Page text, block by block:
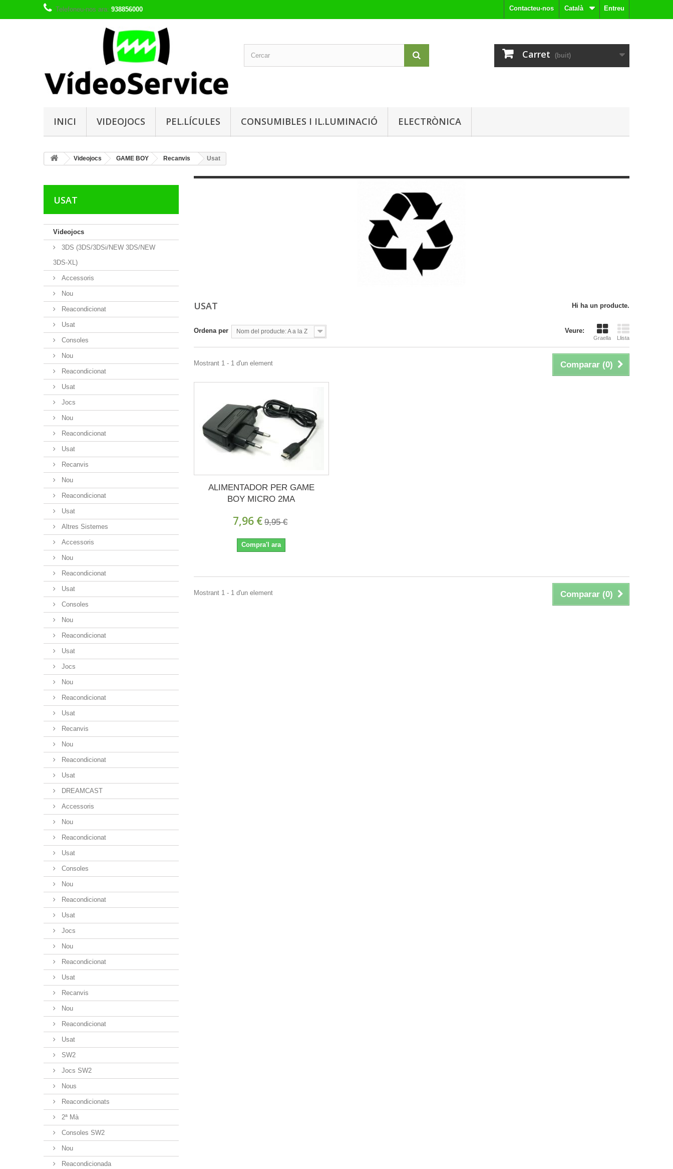
Entreu
Català
Contacteu-nos
Telefoneu-nos ara: 938856000
Carret (buit)
INICI VIDEOJOCS PEL.LÍCULES CONSUMIBLES I IL.LUMINACIÓ ELECTRÒNICA
Videojocs GAME BOY Recanvis Usat
USAT
Videojocs
3DS (3DS/3DSi/NEW 3DS/NEW
3DS-XL)
Accessoris
Nou
Reacondicionat
Usat
Consoles
Nou
Reacondicionat
Usat
Jocs
Nou
Reacondicionat
Usat
Recanvis
Nou
Reacondicionat
Usat
Altres Sistemes
Accessoris
Nou
Reacondicionat
Usat
Consoles
Nou
Reacondicionat
Usat
Jocs
Nou
Reacondicionat
Usat
Recanvis
Nou
Reacondicionat
Usat
DREAMCAST
Accessoris
Nou
Reacondicionat
Usat
Consoles
Nou
Reacondicionat
Usat
Jocs
Nou
Reacondicionat
Usat
Recanvis
Nou
Reacondicionat
Usat
SW2
Jocs SW2
Nous
Reacondicionats
2ª Mà
Consoles SW2
Nou
Reacondicionada
USAT Hi ha un producte.
Veure:
Graella Llista
Ordena per Nom del producte: A a la Z
Comparar (0)
Mostrant 1 - 1 d'un element
ALIMENTADOR PER GAME
BOY MICRO 2MA
7,96 € 9,95 €
Compra'l ara
Comparar (0)
Mostrant 1 - 1 d'un element